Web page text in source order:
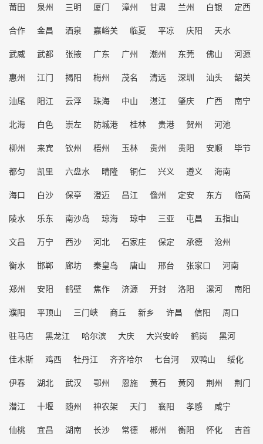
莆田
泉州 三明 厦门 漳州 甘肃 兰州 白银
定西
合作
金昌 酒泉 嘉峪关 临夏 平凉 庆阳
天水
武威
武都 张掖 广东 广州 潮州 东莞 佛山
河源
惠州
江门 揭阳 梅州 茂名 清远 深圳 汕头
韶关
汕尾
阳江 云浮 珠海 中山 湛江 肇庆 广西
南宁
北海
白色 崇左 防城港 桂林 贵港 贺州
河池
柳州
来宾 钦州 梧州 玉林 贵州 贵阳 安顺
毕节
都匀
凯里 六盘水 晴隆 铜仁 兴义 遵义
海南
海口
白沙 保亭 澄迈 昌江 儋州 定安 东方
临高
陵水
乐东 南沙岛 琼海 琼中 三亚 屯昌
五指山
文昌
万宁 西沙 河北 石家庄 保定 承德
沧州
衡水
邯郸 廊坊 秦皇岛 唐山 邢台 张家口
河南
郑州
安阳 鹤壁 焦作 济源 开封 洛阳 漯河
南阳
濮阳
平顶山 三门峡 商丘 新乡 许昌 信阳
周口
驻马店
黑龙江 哈尔滨 大庆 大兴安岭 鹤岗
黑河
佳木斯
鸡西 牡丹江 齐齐哈尔 七台河 双鸭山
绥化
伊春
湖北 武汉 鄂州 恩施 黄石 黄冈 荆州
荆门
潜江
十堰 随州 神农架 天门 襄阳 孝感
咸宁
仙桃
宜昌 湖南 长沙 常德 郴州 衡阳 怀化
吉首